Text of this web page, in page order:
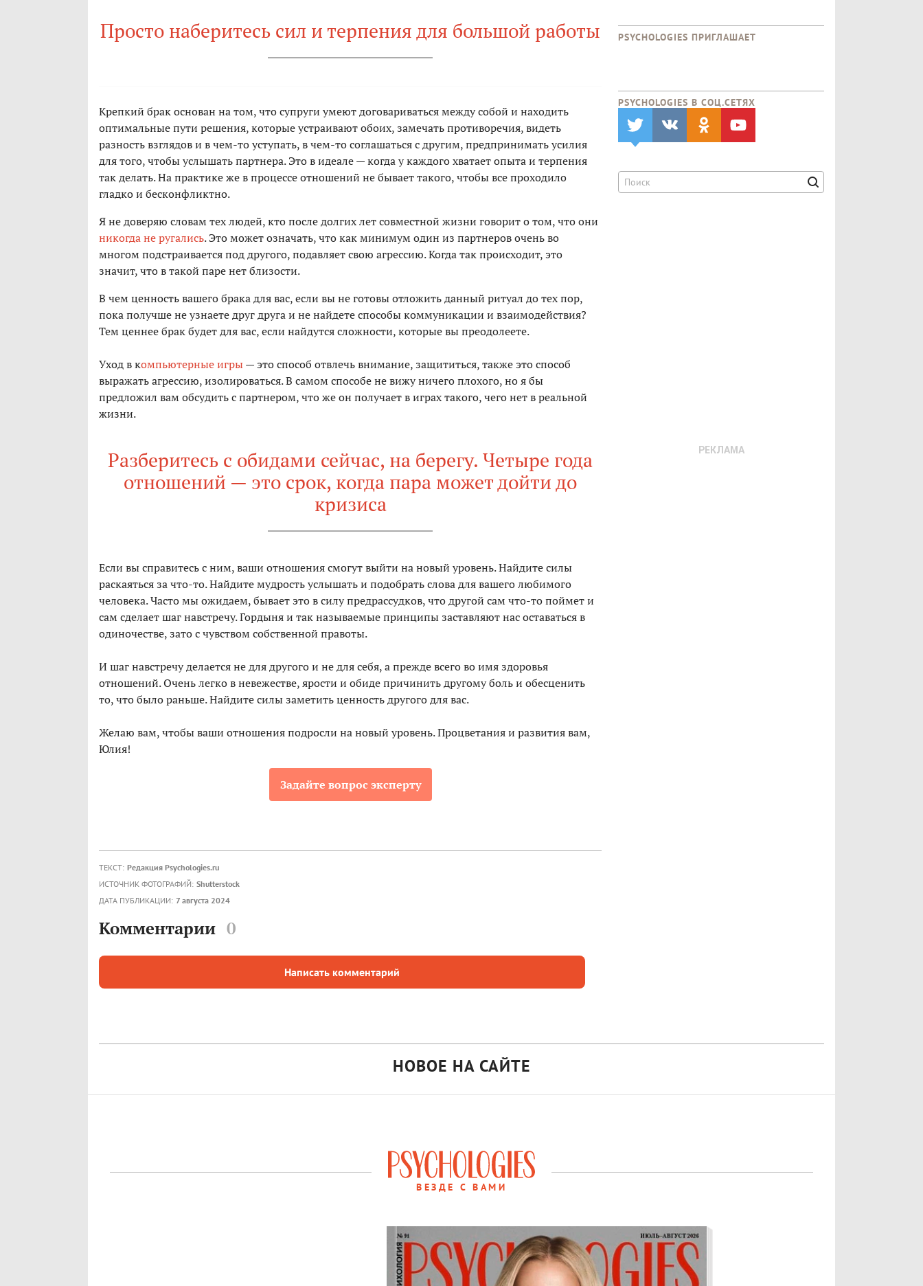
Просто наберитесь сил и терпения для большой работы
Крепкий брак основан на том, что супруги умеют договариваться между собой и находить
оптимальные пути решения, которые устраивают обоих, замечать противоречия, видеть
разность взглядов и в чем-то уступать, в чем-то соглашаться с другим, предпринимать усилия
для того, чтобы услышать партнера. Это в идеале — когда у каждого хватает опыта и терпения
так делать. На практике же в процессе отношений не бывает такого, чтобы все проходило
гладко и бесконфликтно.
Я не доверяю словам тех людей, кто после долгих лет совместной жизни говорит о том, что они
никогда не ругались. Это может означать, что как минимум один из партнеров очень во
многом подстраивается под другого, подавляет свою агрессию. Когда так происходит, это
значит, что в такой паре нет близости.
В чем ценность вашего брака для вас, если вы не готовы отложить данный ритуал до тех пор,
пока получше не узнаете друг друга и не найдете способы коммуникации и взаимодействия?
Тем ценнее брак будет для вас, если найдутся сложности, которые вы преодолеете.
Уход в компьютерные игры— это способ отвлечь внимание, защититься, также это способ
выражать агрессию, изолироваться. В самом способе не вижу ничего плохого, но я бы
предложил вам обсудить с партнером, что же он получает в играх такого, чего нет в реальной
жизни.
Разберитесь с обидами сейчас, на берегу. Четыре года
отношений — это срок, когда пара может дойти до
кризиса
Если вы справитесь с ним, ваши отношения смогут выйти на новый уровень. Найдите силы
раскаяться за что-то. Найдите мудрость услышать и подобрать слова для вашего любимого
человека. Часто мы ожидаем, бывает это в силу предрассудков, что другой сам что-то поймет и
сам сделает шаг навстречу. Гордыня и так называемые принципы заставляют нас оставаться в
одиночестве, зато с чувством собственной правоты.
И шаг навстречу делается не для другого и не для себя, а прежде всего во имя здоровья
отношений. Очень легко в невежестве, ярости и обиде причинить другому боль и обесценить
то, что было раньше. Найдите силы заметить ценность другого для вас.
Желаю вам, чтобы ваши отношения подросли на новый уровень. Процветания и развития вам,
Юлия!
Задайте вопрос эксперту
ТЕКСТ: Редакция Psychologies.ru
ИСТОЧНИК ФОТОГРАФИЙ: Shutterstock
ДАТА ПУБЛИКАЦИИ: 7 августа 2024
Комментарии 0
Написать комментарий
PSYCHOLOGIES ПРИГЛАШАЕТ
PSYCHOLOGIES В CОЦ.СЕТЯХ
НОВОЕ НА САЙТЕ
ВЕЗДЕ С ВАМИ